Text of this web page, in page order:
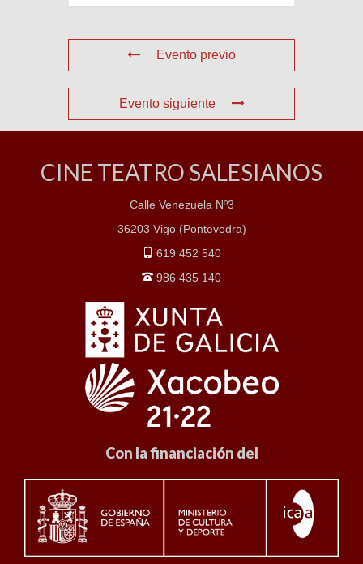
Evento previo
Evento siguiente
CINE TEATRO SALESIANOS
Calle Venezuela Nº3
36203 Vigo (Pontevedra)
619 452 540
986 435 140
Con la financiación del